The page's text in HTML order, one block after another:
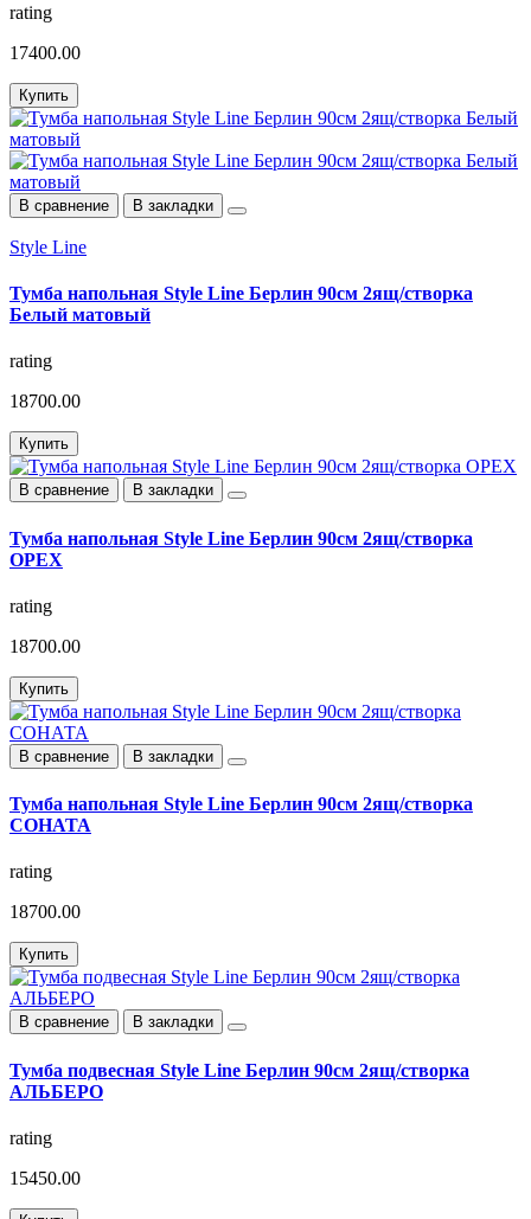
rating
17400.00
Купить
В сравнение В закладки
Style Line
Тумба напольная Style Line Берлин 90см 2ящ/створка
Белый матовый
rating
18700.00
Купить
В сравнение В закладки
Тумба напольная Style Line Берлин 90см 2ящ/створка
ОРЕХ
rating
18700.00
Купить
В сравнение В закладки
Тумба напольная Style Line Берлин 90см 2ящ/створка
СОНАТА
rating
18700.00
Купить
В сравнение В закладки
Тумба подвесная Style Line Берлин 90см 2ящ/створка
АЛЬБЕРО
rating
15450.00